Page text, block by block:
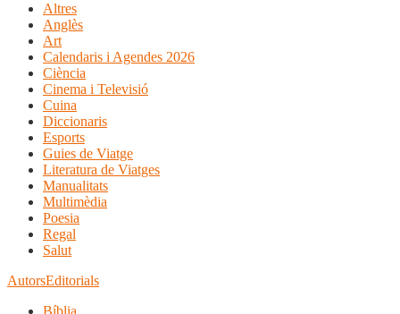
Altres
Anglès
Art
Calendaris i Agendes 2026
Ciència
Cinema i Televisió
Cuina
Diccionaris
Esports
Guies de Viatge
Literatura de Viatges
Manualitats
Multimèdia
Poesia
Regal
Salut
AutorsEditorials
Bíblia